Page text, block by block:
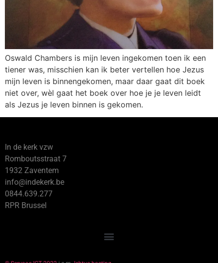
Oswald Chambers is mijn leven ingekomen toen ik een
tiener was, misschien kan ik beter vertellen hoe Jezus
mijn leven is binnengekomen, maar daar gaat dit boek
niet over, wèl gaat het boek over hoe je je leven leidt
als Jezus je leven binnen is gekomen.
In de kerk vzw
Romboutsstraat 7
1932 Zaventem
info@indekerk.be
0844.639.277
RPR Brussel